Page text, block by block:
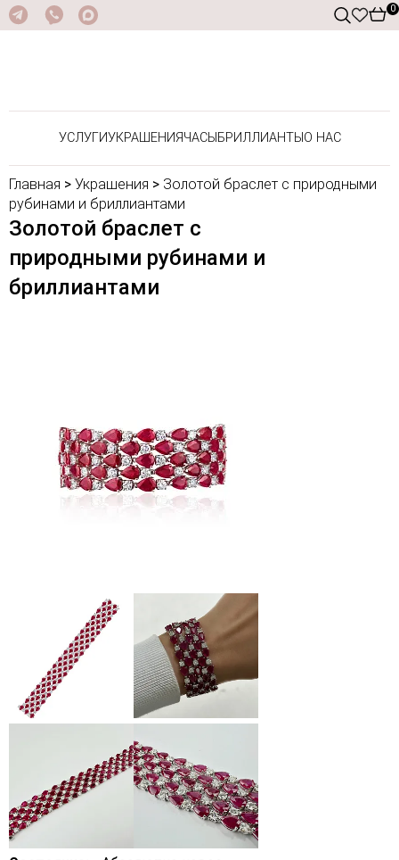
0
УСЛУГИУКРАШЕНИЯЧАСЫ БРИЛЛИАНТЫ О НАС
Главная > Украшения > Золотой браслет с природными
рубинами и бриллиантами
Золотой браслет с
природными рубинами и
бриллиантами